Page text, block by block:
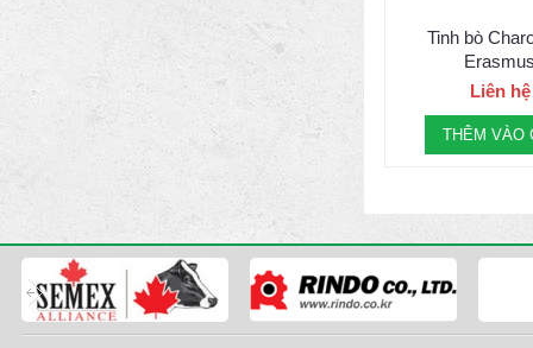
Tinh bò
Liên hệ
THÊM VÀO